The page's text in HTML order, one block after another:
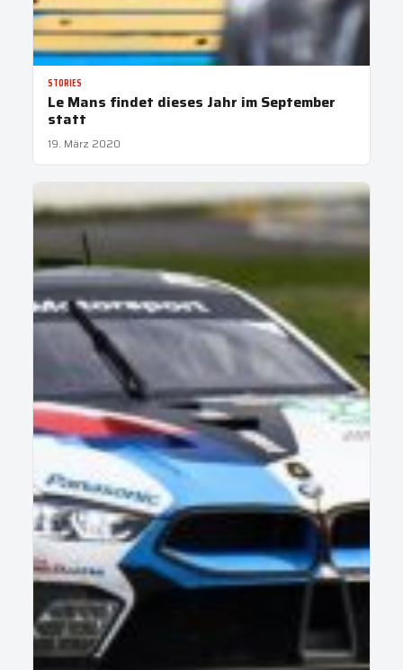
STORIES
Le Mans findet dieses Jahr im September
statt
19. März 2020